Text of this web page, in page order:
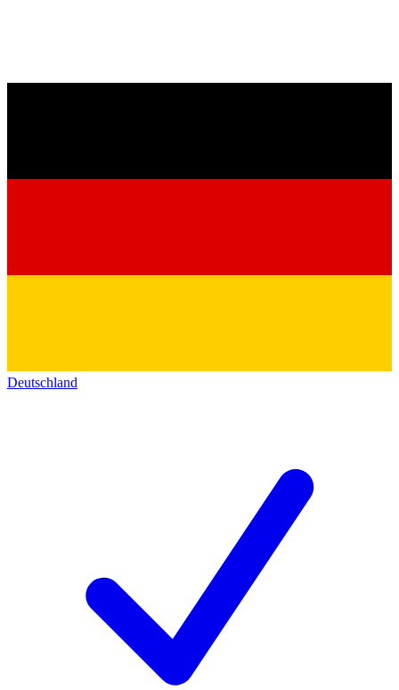
Deutschland